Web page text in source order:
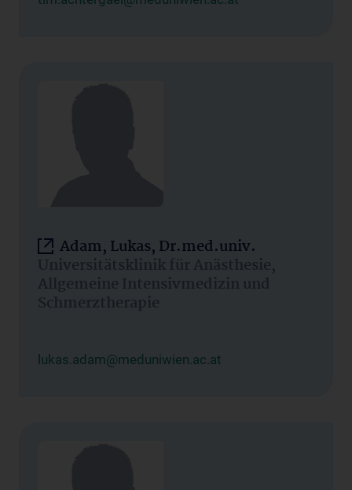
Adam, Lukas, Dr.med.univ.
Universitätsklinik für Anästhesie,
Allgemeine Intensivmedizin und
Schmerztherapie
lukas.adam@meduniwien.ac.at